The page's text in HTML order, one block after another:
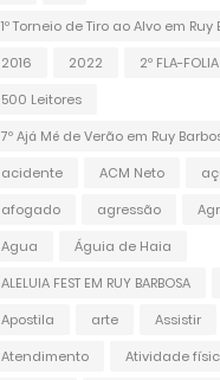
1º Torneio de Tiro ao Alvo em Ruy
2016
2022 2º FLA-FOLIA
500 Leitores
7º Ajá Mé de Verão em Ruy
acidente
ACM Neto
afogado
agressão
Agua
Águia de Haia
ALELUIA FEST EM RUY BARBOSA
Apostila
arte
Assistir
Atendimento
Atividade